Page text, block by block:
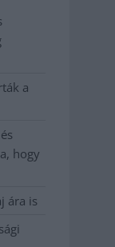
a
hogy
ára is